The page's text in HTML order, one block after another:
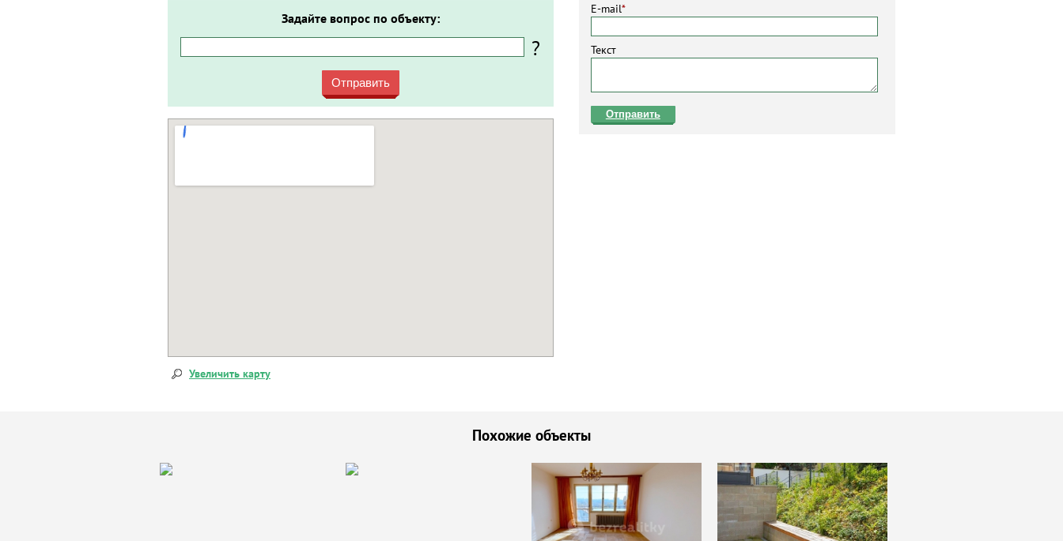
E-mail*
Текст
Отправить
Задайте вопрос по объекту:
?
Отправить
Увеличить карту
Похожие объекты